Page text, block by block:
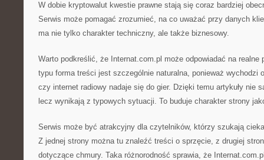
W dobie kryptowalut kwestie prawne stają się coraz bardziej
Serwis może pomagać zrozumieć, na co uważać przy danych
ma nie tylko charakter techniczny, ale także biznesowy.
Warto podkreślić, że Internat.com.pl może odpowiadać na realne
typu forma treści jest szczególnie naturalna, ponieważ wychodzi
czy internet radiowy nadaje się do gier. Dzięki temu artykuły nie
lecz wynikają z typowych sytuacji. To buduje charakter strony
Serwis może być atrakcyjny dla czytelników, którzy szukają
Z jednej strony można tu znaleźć treści o sprzęcie, z drugiej
dotyczące chmury. Taka różnorodność sprawia, że